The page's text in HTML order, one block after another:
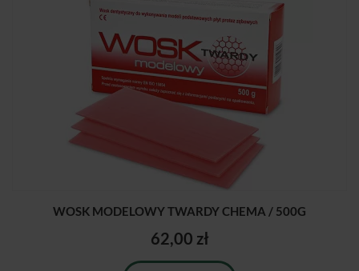
WOSK MODELOWY TWARDY CHEMA / 500G
62,00 zł